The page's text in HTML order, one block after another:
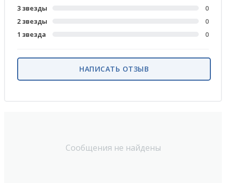
Сообщения не найдены
3 звезды
0
2 звезды
0
1 звезда
0
НАПИСАТЬ ОТЗЫВ